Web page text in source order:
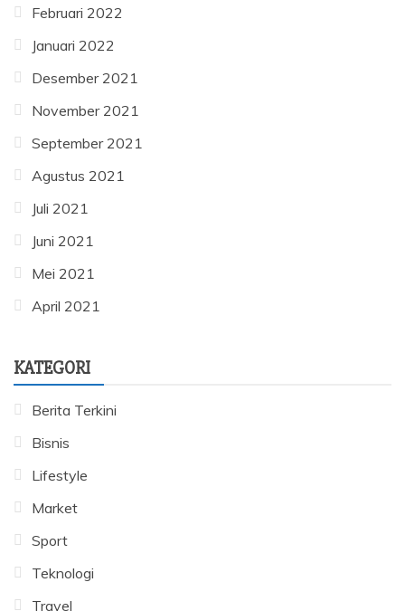
Februari 2022
Januari 2022
Desember 2021
November 2021
September 2021
Agustus 2021
Juli 2021
Juni 2021
Mei 2021
April 2021
KATEGORI
Berita Terkini
Bisnis
Lifestyle
Market
Sport
Teknologi
Travel